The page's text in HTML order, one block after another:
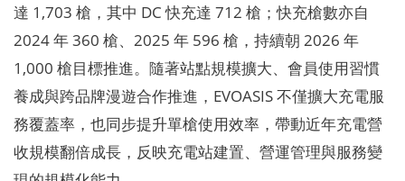
達 1,703 槍，其中 DC 快充達 712 槍；快充槍數亦自
2024 年 360 槍、2025 年 596 槍，持續朝 2026 年
1,000 槍目標推進。隨著站點規模擴大、會員使用習慣
養成與跨品牌漫遊合作推進，EVOASIS 不僅擴大充電服
務覆蓋率，也同步提升單槍使用效率，帶動近年充電營
收規模翻倍成長，反映充電站建置、營運管理與服務變